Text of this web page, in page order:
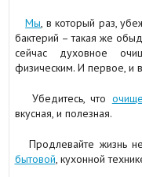
Мы, в который раз,
бактерий – такая же
сейчас духовное
физическим. И первое, и
Убедитесь, что
вкусная, и полезная.
Продлевайте жизнь
бытовой, кухонной